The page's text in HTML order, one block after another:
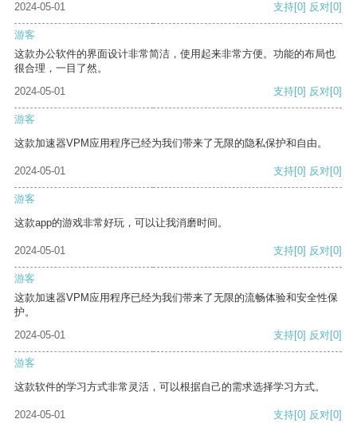
2024-05-01
支持[0] 反对[0]
游客
这款办公软件的界面设计非常简洁，使用起来非常方便。功能的布局也
很合理，一目了然。
2024-05-01
支持[0] 反对[0]
游客
这款加速器VPM应用程序已经为我们带来了无限的隐私保护和自由。
2024-05-01 支持[0] 反对[0]
游客
这款app的游戏非常好玩，可以让我消磨时间。
2024-05-01 支持[0] 反对[0]
游客
这款加速器VPM应用程序已经为我们带来了无限的流畅体验和安全性保
护。
2024-05-01
支持[0] 反对[0]
游客
这款软件的学习方式非常灵活，可以根据自己的需求选择学习方式。
2024-05-01 支持[0] 反对[0]